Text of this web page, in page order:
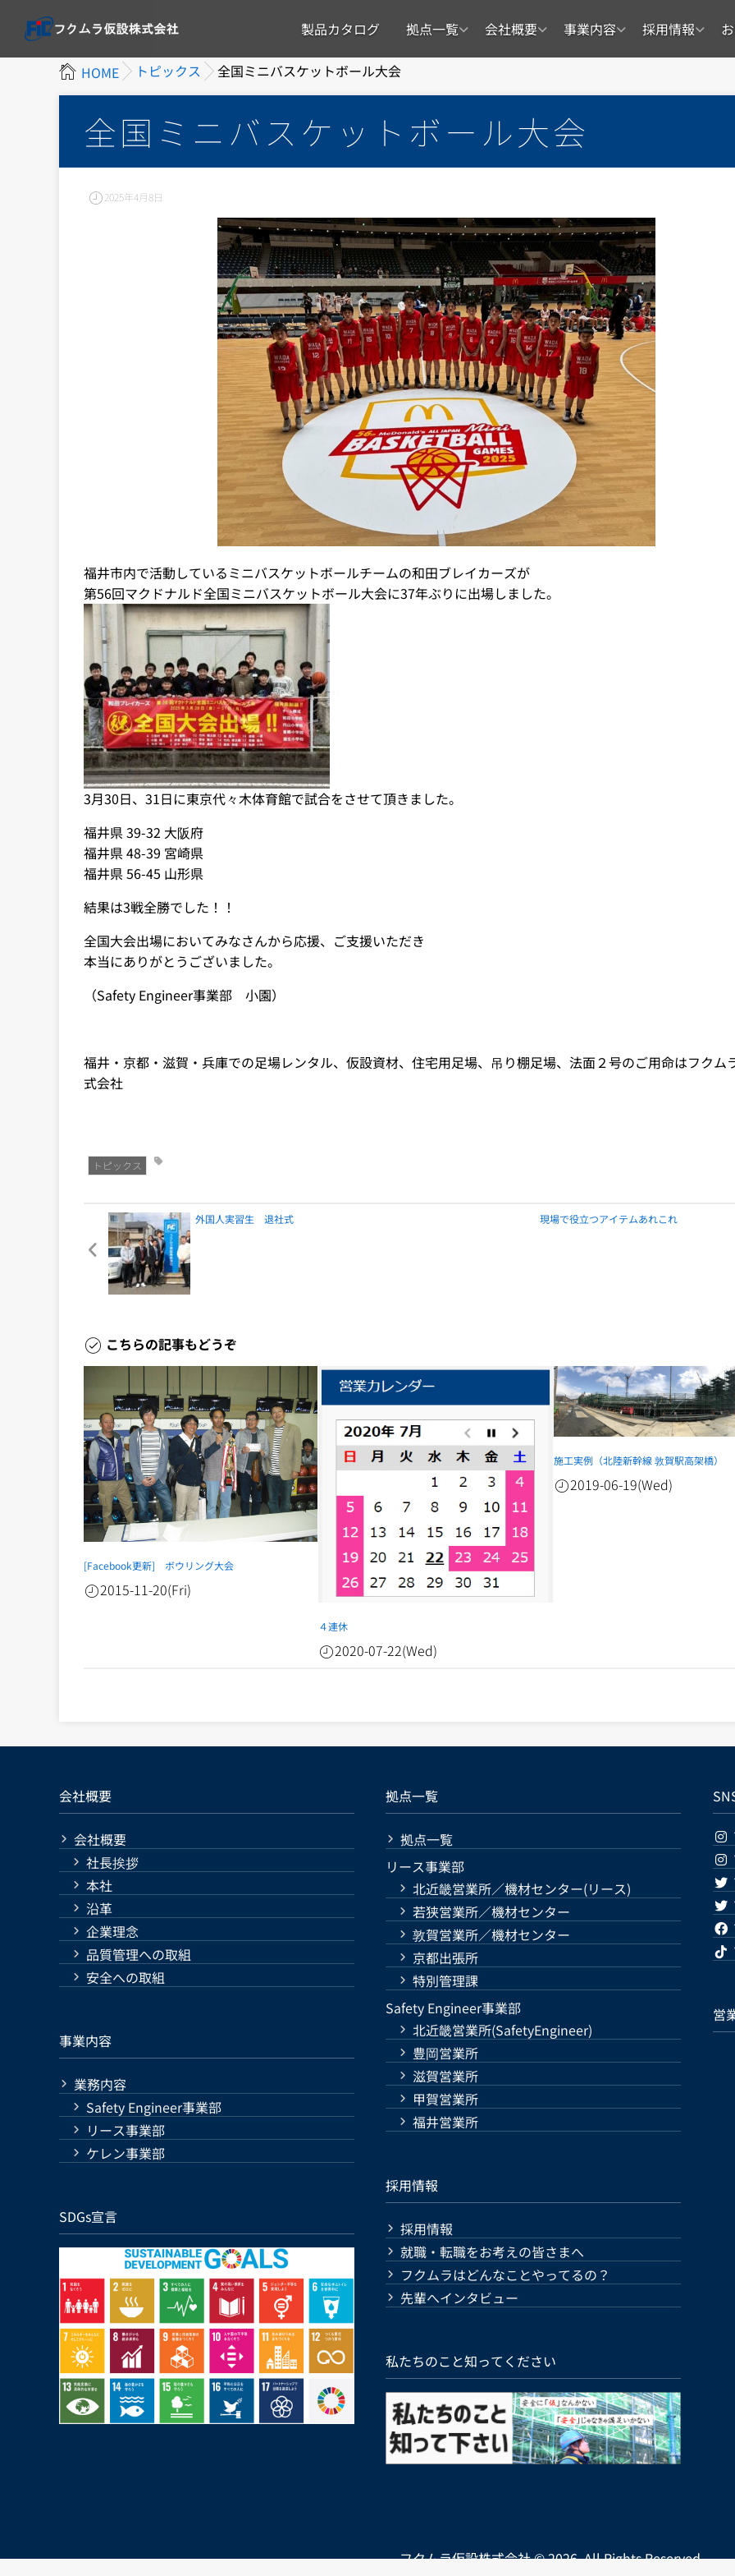
製品カタログ 拠点一覧 会社概要 事業内容 採用情報
HOME トピックス 全国ミニバスケットボール大会
全国ミニバスケットボール大会
2025年4月8日
福井市内で活動しているミニバスケットボールチームの和田ブレイカーズが
第56回マクドナルド全国ミニバスケットボール大会に37年ぶりに出場しました。
3月30日、31日に東京代々木体育館で試合をさせて頂きました。
福井県 39-32 大阪府
福井県 48-39 宮崎県
福井県 56-45 山形県
結果は3戦全勝でした！！
全国大会出場においてみなさんから応援、ご支援いただき
本当にありがとうございました。
（Safety Engineer事業部 小園）
福井・京都・滋賀・兵庫での足場レンタル、仮設資材、住宅用足場、吊り棚足場、法面２号のご用命はフクム
式会社
トピックス
外国人実習生 退社式 現場で役立つアイテムあれこれ
こちらの記事もどうぞ
[Facebook更新] ボウリング大会
2015-11-20(Fri)
４連休
2020-07-22(Wed)
施工実例（北陸新幹線 敦賀駅高架橋）
2019-06-19(Wed)
会社概要
会社概要
社長挨拶
本社
沿革
企業理念
品質管理への取組
安全への取組
事業内容
業務内容
Safety Engineer事業部
リース事業部
ケレン事業部
SDGs宣言
拠点一覧
拠点一覧
リース事業部
北近畿営業所／機材センター(リース)
若狭営業所／機材センター
敦賀営業所／機材センター
京都出張所
特別管理課
Safety Engineer事業部
北近畿営業所(SafetyEngineer)
豊岡営業所
滋賀営業所
甲賀営業所
福井営業所
採用情報
採用情報
就職・転職をお考えの皆さまへ
フクムラはどんなことやってるの？
先輩へインタビュー
私たちのこと知ってください
営
フクムラ仮設株式会社 © 2026. All Rights Reserved.